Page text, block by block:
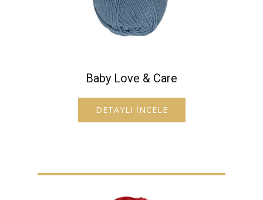
Baby Love & Care
DETAYLI İNCELE